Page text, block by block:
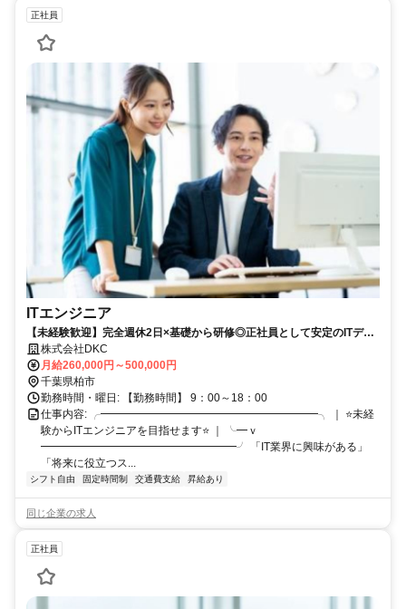
正社員
ITエンジニア
【未経験歓迎】完全週休2日×基礎から研修◎正社員として安定のITデビ
ュー✨
株式会社DKC
月給260,000円～500,000円
千葉県柏市
勤務時間・曜日: 【勤務時間】 9：00～18：00
仕事内容: ╭━━━━━━━━━━━━━━━━━━━━╮ ｜ ⭐未経
験からITエンジニアを目指せます⭐ ｜ ╰━ｖ
━━━━━━━━━━━━━━━━━━╯ 「IT業界に興味がある」
「将来に役立つス...
シフト自由 固定時間制 交通費支給 昇給あり
同じ企業の求人
正社員